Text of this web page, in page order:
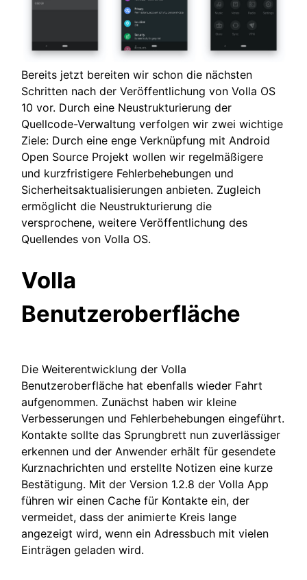
Bereits jetzt bereiten wir schon die nächsten
Schritten nach der Veröffentlichung von Volla OS
10 vor. Durch eine Neustrukturierung der
Quellcode-Verwaltung verfolgen wir zwei wichtige
Ziele: Durch eine enge Verknüpfung mit Android
Open Source Projekt wollen wir regelmäßigere
und kurzfristigere Fehlerbehebungen und
Sicherheitsaktualisierungen anbieten. Zugleich
ermöglicht die Neustrukturierung die
versprochene, weitere Veröffentlichung des
Quellendes von Volla OS.
Volla
Benutzeroberfläche
Die Weiterentwicklung der Volla
Benutzeroberfläche hat ebenfalls wieder Fahrt
aufgenommen. Zunächst haben wir kleine
Verbesserungen und Fehlerbehebungen eingeführt.
Kontakte sollte das Sprungbrett nun zuverlässiger
erkennen und der Anwender erhält für gesendete
Kurznachrichten und erstellte Notizen eine kurze
Bestätigung. Mit der Version 1.2.8 der Volla App
führen wir einen Cache für Kontakte ein, der
vermeidet, dass der animierte Kreis lange
angezeigt wird, wenn ein Adressbuch mit vielen
Einträgen geladen wird.